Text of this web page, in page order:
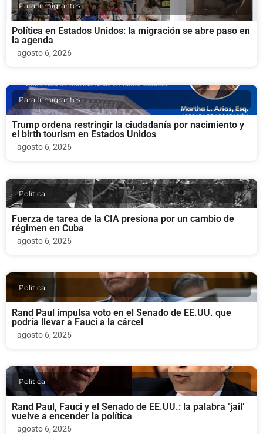
Para Inmigrantes
Política en Estados Unidos: la migración se abre paso en
la agenda
agosto 6, 2026
Para Inmigrantes
Trump ordena restringir la ciudadanía por nacimiento y
el birth tourism en Estados Unidos
agosto 6, 2026
Politica
Fuerza de tarea de la CIA presiona por un cambio de
régimen en Cuba
agosto 6, 2026
Politica
Rand Paul impulsa voto en el Senado de EE.UU. que
podría llevar a Fauci a la cárcel
agosto 6, 2026
Politica
Rand Paul, Fauci y el Senado de EE.UU.: la palabra ‘jail’
vuelve a encender la política
agosto 6, 2026